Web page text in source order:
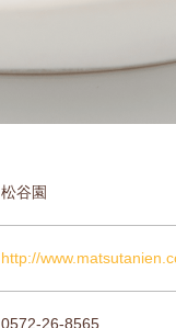
松谷園
http://
0572-26-8565